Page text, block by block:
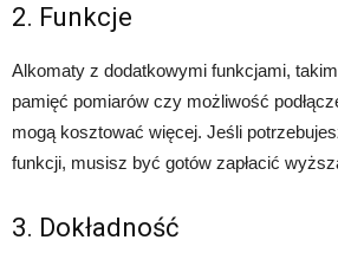
2. Funkcje
Alkomaty z dodatkowymi funkcjami,
pamięć pomiarów czy możliwość
mogą kosztować więcej. Jeśli
funkcji, musisz być gotów zapłacić
3. Dokładność